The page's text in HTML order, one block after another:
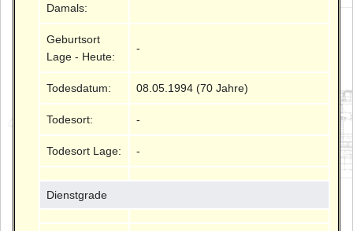
Damals:
Geburtsort
Lage - Heute:
-
Todesdatum: 08.05.1994 (70 Jahre)
Todesort: -
Todesort Lage: -
Dienstgrade